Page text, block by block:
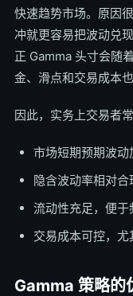
快速趋势市场。原因
冲就更容易把波动兑
正 Gamma 头寸会随
金、滑点和交易成本
因此，实务上交易者
市场短期预期波动
隐含波动率相对合
流动性充足，便于
交易成本可控，尤
Gamma 策略的